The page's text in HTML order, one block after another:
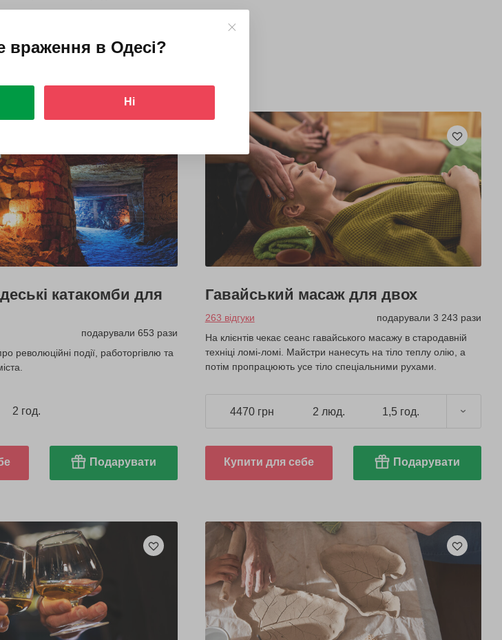
Подарувати
катакомби для
подарували 653 рази
революційні події, работоргівлю та
2 год.
Подарувати
Гавайський масаж для двох
263 відгуки
подарували 3 243 рази
На клієнтів чекає сеанс гавайського масажу в стародавній
техніці ломі-ломі. Майстри нанесуть на тіло теплу олію, а
потім пропрацюють усе тіло спеціальними рухами.
4470 грн 2 люд. 1,5 год.
Купити для себе Подарувати
враження в Одесі?
Ні